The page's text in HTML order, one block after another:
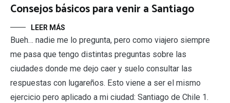
Consejos básicos para venir a Santiago
LEER MÁS
Bueh… nadie me lo pregunta, pero como viajero siempre
me pasa que tengo distintas preguntas sobre las
ciudades donde me dejo caer y suelo consultar las
respuestas con lugareños. Esto viene a ser el mismo
ejercicio pero aplicado a mi ciudad: Santiago de Chile 1.